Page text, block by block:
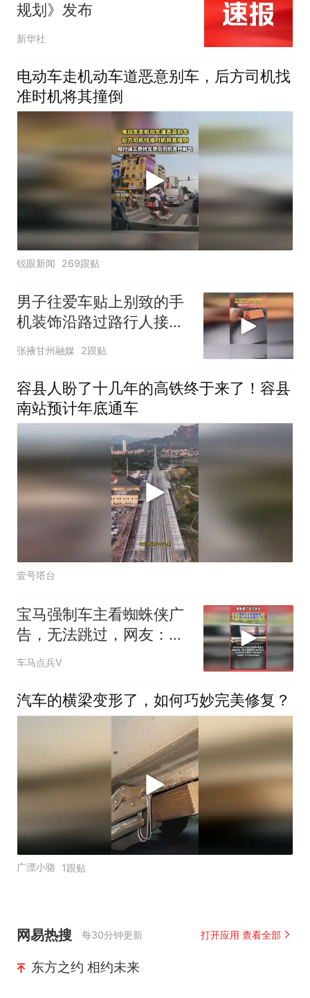
规划》发布
新华社
电动车走机动车道恶意别车，后方司机找
准时机将其撞倒
锐眼新闻 269跟贴
男子往爱车贴上别致的手
机装饰沿路过路行人接连
出声进行提醒他觉得是捉
张掖甘州融媒 2跟贴
容县人盼了十几年的高铁终于来了！容县
南站预计年底通车
壹号塔台
宝马强制车主看蜘蛛侠广
告，无法跳过，网友：买
了车还要看广告？
车马点兵V
汽车的横梁变形了，如何巧妙完美修复？
广漂小骆 1跟贴
网易热搜 每30分钟更新 打开应用 查看全部
东方之约 相约未来